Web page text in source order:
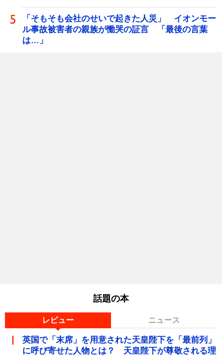
「そもそも会社のせいで起きた人災」 イオンモー
ル事故被害者の親族が慟哭の証言 「最後の言葉
は…」
話題の本
レビュー ニュース
英国で「末席」を用意された天皇陛下を「最前列」
に呼び寄せた人物とは？ 天皇陛下が尊敬される理